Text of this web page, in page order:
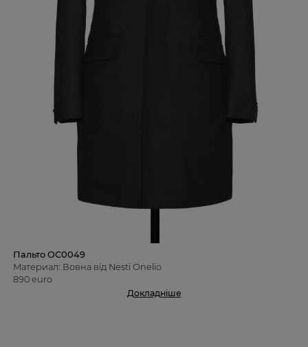
Пальто OC0049
Материал: Вовна від Nesti Onelio
890 euro
Докладніше